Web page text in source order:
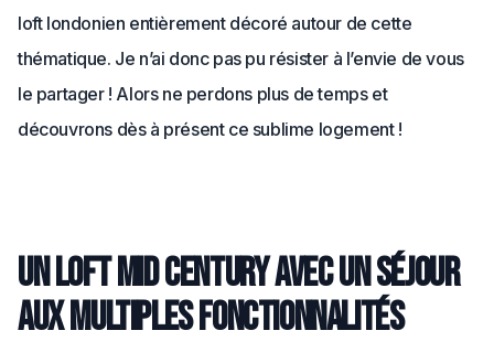
loft londonien entièrement décoré autour de cette
thématique. Je n’ai donc pas pu résister à l’envie de vous
le partager ! Alors ne perdons plus de temps et
découvrons dès à présent ce sublime logement !
Un loft Mid Century avec un séjour
aux multiples fonctionnalités